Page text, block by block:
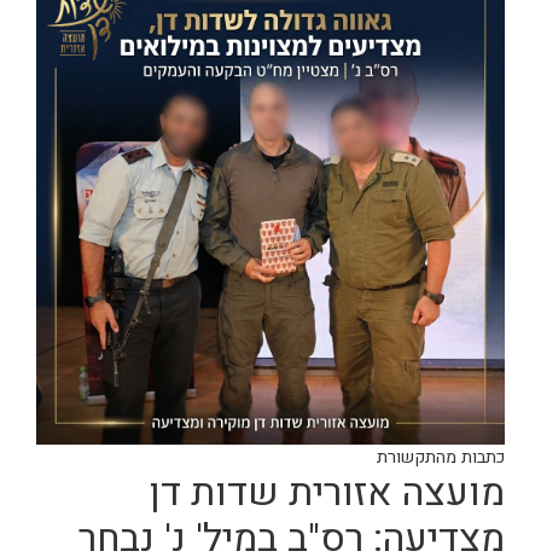
כתבות מהתקשורת
מועצה אזורית שדות דן
מצדיעה: רס"ב במיל' נ' נבחר